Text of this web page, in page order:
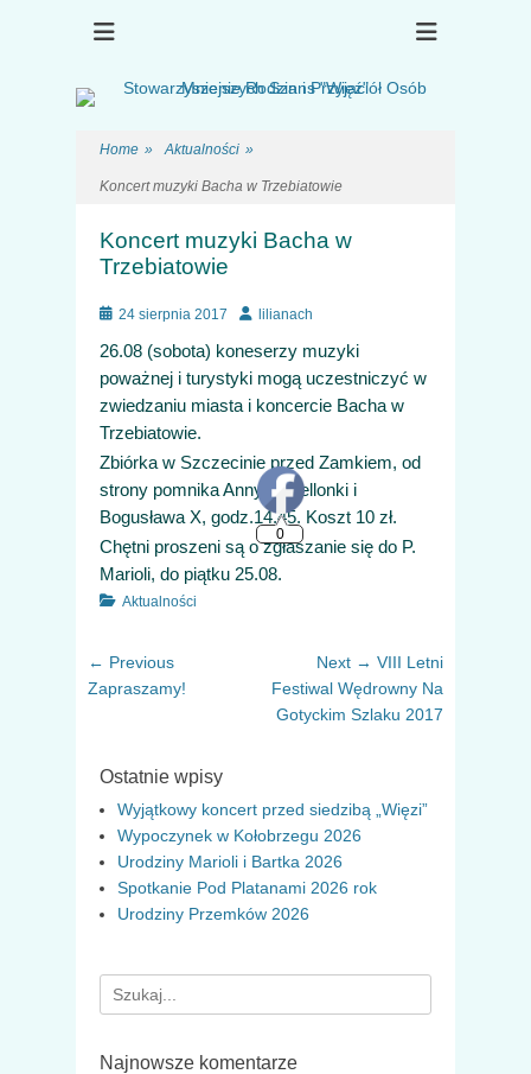
Stowarzyszenie
Osób Mniejszych
Choroba psychiczna, rehabilitacja, terapia, osób po kryzysie
Home » Aktualności »
Koncert muzyki Bacha w Trzebiatowie
Koncert muzyki Bacha w
Trzebiatowie
Posted
24 sierpnia 2017 Authorlilianach
26.08 (sobota) koneserzy muzyki
poważnej i turystyki mogą uczestniczyć w
zwiedzaniu miasta i koncercie Bacha w
Trzebiatowie.
Zbiórka w Szczecinie przed Zamkiem, od
strony pomnika Anny Jagiellonki i
Bogusława X, godz.14.45. Koszt 10 zł.
Chętni proszeni są o zgłaszanie się do P.
Marioli, do piątku 25.08.
Categories
Aktualności
Nawigacja
wpisu
← PreviousPrevious
post:
Zapraszamy!
Next → Next
post:
VIII Letni
Festiwal Wędrowny Na
Gotyckim Szlaku 2017
Ostatnie wpisy
Wyjątkowy koncert przed siedzibą „Więzi”
Wypoczynek w Kołobrzegu 2026
Urodziny Marioli i Bartka 2026
Spotkanie Pod Platanami 2026 rok
Urodziny Przemków 2026
Search
for:
Najnowsze komentarze